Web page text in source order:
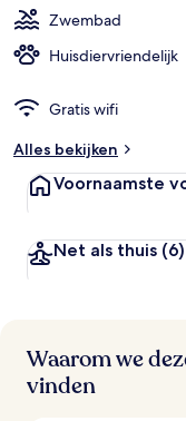
Zwembad
Huisdiervriendelijk
Gratis wifi
Alles bekijken
Voornaamste
Net als thuis (6)
Waarom we
vinden